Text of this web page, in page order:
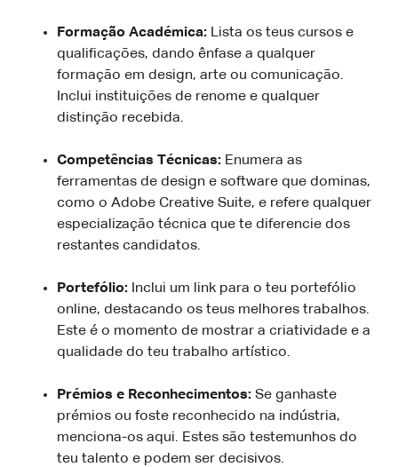
Formação Académica: Lista os teus cursos e
qualificações, dando ênfase a qualquer
formação em design, arte ou comunicação.
Inclui instituições de renome e qualquer
distinção recebida.
Competências Técnicas: Enumera as
ferramentas de design e software que dominas,
como o Adobe Creative Suite, e refere qualquer
especialização técnica que te diferencie dos
restantes candidatos.
Portefólio: Inclui um link para o teu portefólio
online, destacando os teus melhores trabalhos.
Este é o momento de mostrar a criatividade e a
qualidade do teu trabalho artístico.
Prémios e Reconhecimentos: Se ganhaste
prémios ou foste reconhecido na indústria,
menciona-os aqui. Estes são testemunhos do
teu talento e podem ser decisivos.